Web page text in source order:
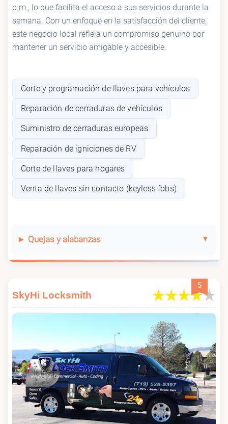
p.m., lo que facilita el acceso a sus servicios durante la
semana. Con un enfoque en la satisfacción del cliente,
este negocio local refleja un compromiso genuino por
mantener un servicio amigable y accesible.
Corte y programación de llaves para vehículos
Reparación de cerraduras de vehículos
Suministro de cerraduras europeas
Reparación de igniciones de RV
Corte de llaves para hogares
Venta de llaves sin contacto (keyless fobs)
Quejas y alabanzas
5
SkyHi Locksmith